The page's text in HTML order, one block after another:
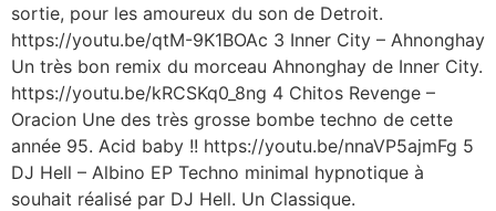
sortie, pour les amoureux du son de Detroit.
https://youtu.be/qtM-9K1BOAc 3 Inner City ‎– Ahnonghay
Un très bon remix du morceau Ahnonghay de Inner City.
https://youtu.be/kRCSKq0_8ng 4 Chitos Revenge ‎–
Oracion Une des très grosse bombe techno de cette
année 95. Acid baby !! https://youtu.be/nnaVP5ajmFg 5
DJ Hell ‎– Albino EP Techno minimal hypnotique à
souhait réalisé par DJ Hell. Un Classique.